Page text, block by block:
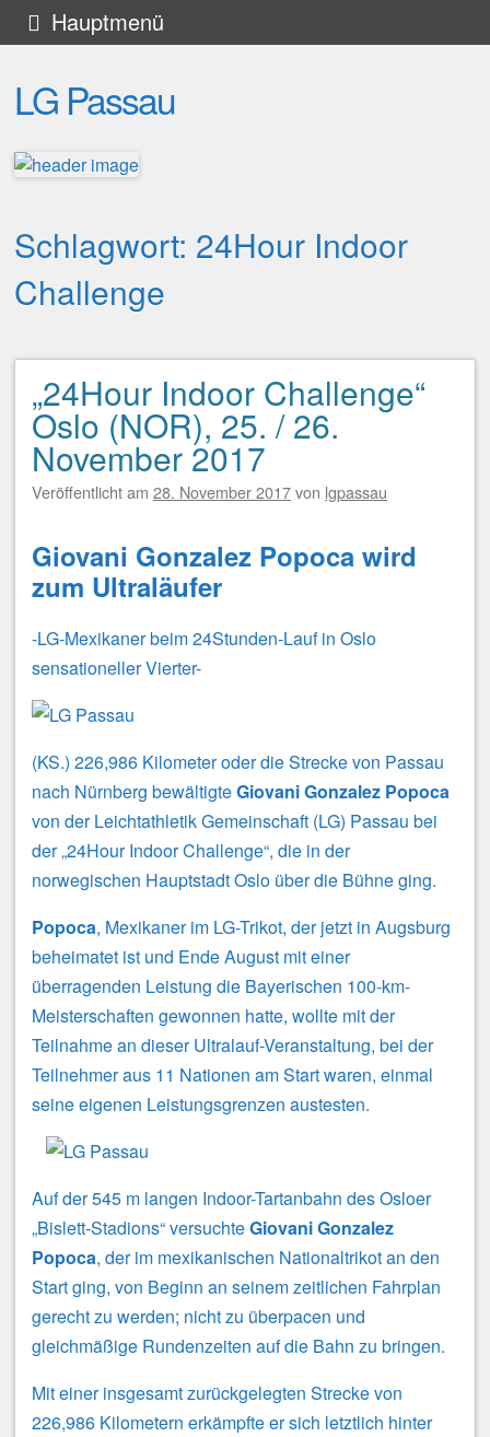
LG Passau
Hauptmenü
Zum
Inhalt
springen
Schlagwort: 24Hour Indoor
Challenge
Beitragsnavigation
„24Hour Indoor Challenge“
Oslo (NOR), 25. / 26.
November 2017
Veröffentlicht am 28. November 2017von lgpassau
Giovani Gonzalez Popoca wird
zum Ultraläufer
-LG-Mexikaner beim 24Stunden-Lauf in Oslo
sensationeller Vierter-
(KS.) 226,986 Kilometer oder die Strecke von Passau
nach Nürnberg bewältigteGiovani Gonzalez Popoca
von der Leichtathletik Gemeinschaft (LG) Passau bei
der „24Hour Indoor Challenge“, die in der
norwegischen Hauptstadt Oslo über die Bühne ging.
Popoca, Mexikaner im LG-Trikot, der jetzt in Augsburg
beheimatet ist und Ende August mit einer
überragenden Leistung die Bayerischen 100-km-
Meisterschaften gewonnen hatte, wollte mit der
Teilnahme an dieser Ultralauf-Veranstaltung, bei der
Teilnehmer aus 11 Nationen am Start waren, einmal
seine eigenen Leistungsgrenzen austesten.
Auf der 545 m langen Indoor-Tartanbahn des Osloer
„Bislett-Stadions“ versuchteGiovani Gonzalez
Popoca, der im mexikanischen Nationaltrikot an den
Start ging, von Beginn an seinem zeitlichen Fahrplan
gerecht zu werden; nicht zu überpacen und
gleichmäßige Rundenzeiten auf die Bahn zu bringen.
Mit einer insgesamt zurückgelegten Strecke von
226,986 Kilometern erkämpfte er sich letztlich hinter